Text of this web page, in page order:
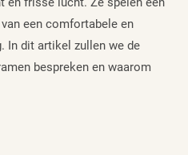
een comfortabele en
In dit artikel zullen we de
bespreken en waarom